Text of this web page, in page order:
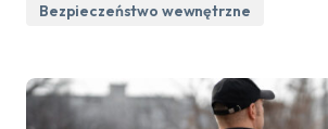
Bezpieczeństwo wewnętrzne